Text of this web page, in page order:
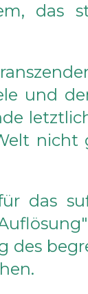
das
und
nicht
das
des